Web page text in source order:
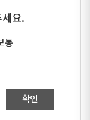
요.
통
확인